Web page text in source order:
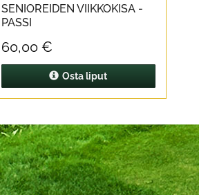
SENIOREIDEN VIIKKOKISA -
PASSI
60,00 €
Osta liput